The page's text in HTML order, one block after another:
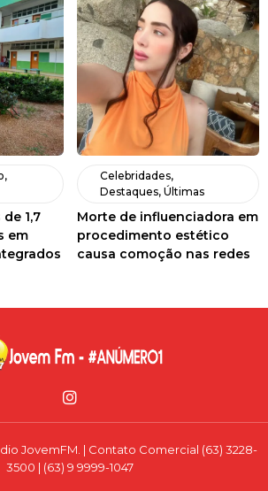
,
1,7
em
Celebridades,
Destaques, Últimas
Morte de influenciadora em
procedimento estético
causa comoção nas redes
JovemFM. | Contato Comercial (63) 3228-
3500 | (63) 9 9999-1047